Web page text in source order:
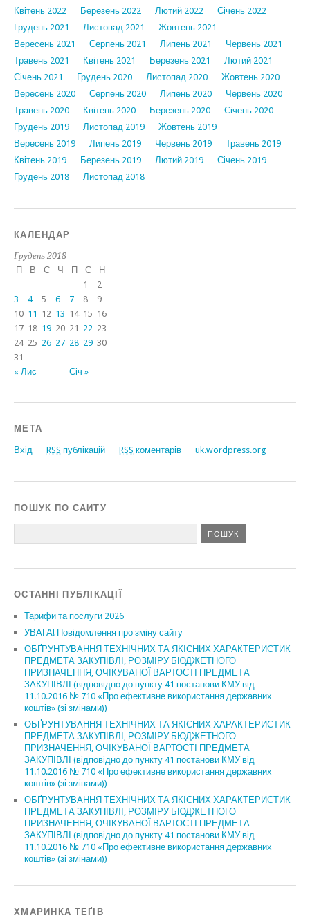
Квітень 2022
Березень 2022 Лютий 2022
Січень 2022
Грудень 2021
Листопад 2021
Жовтень 2021
Вересень 2021
Серпень 2021 Липень 2021
Червень 2021
Травень 2021
Квітень 2021 Березень 2021
Лютий 2021
Січень 2021
Грудень 2020 Листопад 2020
Жовтень 2020
Вересень 2020
Серпень 2020 Липень 2020
Червень 2020
Травень 2020
Квітень 2020 Березень 2020
Січень 2020
Грудень 2019
Листопад 2019
Жовтень 2019
Вересень 2019
Липень 2019 Червень 2019
Травень 2019
Квітень 2019
Березень 2019 Лютий 2019
Січень 2019
Грудень 2018
Листопад 2018
КАЛЕНДАР
Грудень 2018
П
В С Ч П С Н
« Лис Січ »
1
2
3
4 5 6 7 8
9
10 11 12 13 14 15 16
17 18 19 20 21 22 23
24 25 26 27 28 29 30
31
МЕТА
Вхід RSS публікацій RSS коментарів uk.wordpress.org
ПОШУК ПО САЙТУ
ОСТАННІ ПУБЛІКАЦІЇ
Тарифи та послуги 2026
УВАГА! Повідомлення про зміну сайту
ОБҐРУНТУВАННЯ ТЕХНІЧНИХ ТА ЯКІСНИХ ХАРАКТЕРИСТИК
ПРЕДМЕТА ЗАКУПІВЛІ, РОЗМІРУ БЮДЖЕТНОГО
ПРИЗНАЧЕННЯ, ОЧІКУВАНОЇ ВАРТОСТІ ПРЕДМЕТА
ЗАКУПІВЛІ (відповідно до пункту 41 постанови КМУ від
11.10.2016 № 710 «Про ефективне використання державних
коштів» (зі змінами))
ОБҐРУНТУВАННЯ ТЕХНІЧНИХ ТА ЯКІСНИХ ХАРАКТЕРИСТИК
ПРЕДМЕТА ЗАКУПІВЛІ, РОЗМІРУ БЮДЖЕТНОГО
ПРИЗНАЧЕННЯ, ОЧІКУВАНОЇ ВАРТОСТІ ПРЕДМЕТА
ЗАКУПІВЛІ (відповідно до пункту 41 постанови КМУ від
11.10.2016 № 710 «Про ефективне використання державних
коштів» (зі змінами))
ОБҐРУНТУВАННЯ ТЕХНІЧНИХ ТА ЯКІСНИХ ХАРАКТЕРИСТИК
ПРЕДМЕТА ЗАКУПІВЛІ, РОЗМІРУ БЮДЖЕТНОГО
ПРИЗНАЧЕННЯ, ОЧІКУВАНОЇ ВАРТОСТІ ПРЕДМЕТА
ЗАКУПІВЛІ (відповідно до пункту 41 постанови КМУ від
11.10.2016 № 710 «Про ефективне використання державних
коштів» (зі змінами))
ХМАРИНКА ТЕҐІВ